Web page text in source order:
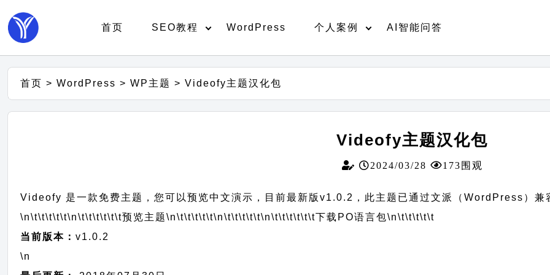
首页 SEO教程 WordPress 个人案例 AI智能问答
首页 >WordPress >WP主题 >Videofy主题汉化包
Videofy主题汉化包
2024/03/28 173围观
Videofy 是一款免费主题，您可以预览中文演示，目前最新版v1.0.2，此主题已通过文派（WordPress）兼
\n\t\t\t\t\t\n\t\t\t\t\t\t预览主题\n\t\t\t\t\t\n\t\t\t\t\t\n\t\t\t\t\t\t下载PO语言包\n\t\t\t\t\t
当前版本：v1.0.2
\n